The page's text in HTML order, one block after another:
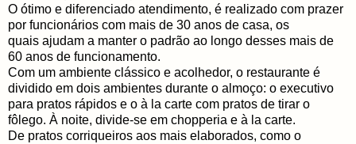
O ótimo e diferenciado atendimento, é realizado com prazer
por funcionários com mais de 30 anos de casa, os
quais ajudam a manter o padrão ao longo desses mais de
60 anos de funcionamento.
Com um ambiente clássico e acolhedor, o restaurante é
dividido em dois ambientes durante o almoço: o executivo
para pratos rápidos e o à la carte com pratos de tirar o
fôlego. À noite, divide-se em chopperia e à la carte.
De pratos corriqueiros aos mais elaborados, como o